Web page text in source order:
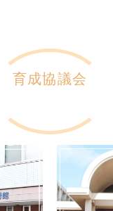
育成協議会